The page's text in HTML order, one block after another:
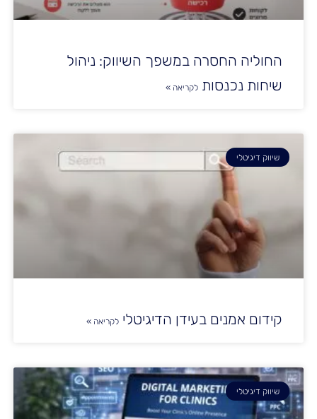
החוליה החסרה במשפך השיווק: ניהול
שיחות נכנסות לקריאה »
שיווק דיגיטלי
קידום אמנים בעידן הדיגיטלי לקריאה »
שיווק דיגיטלי